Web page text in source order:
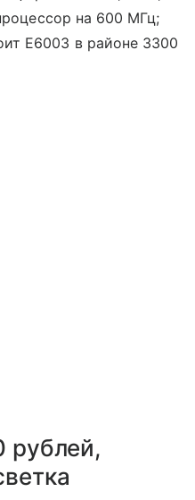
на 600 МГц;
E6003 в районе 3300
рублей,